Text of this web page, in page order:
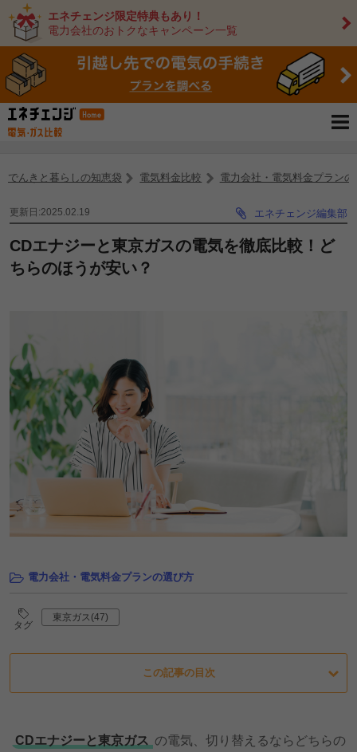
エネチェンジ限定特典もあり！
電力会社のおトクなキャンペーン一覧
でんきと暮らしの知恵袋 電気料金比較 電力会社・電気料金プランの
更新日:2025.02.19 エネチェンジ編集部
CDエナジーと東京ガスの電気を徹底比較！ど
ちらのほうが安い？
電力会社・電気料金プランの選び方
タグ
東京ガス(47)
この記事の目次
CDエナジーと東京ガス の電気、切り替えるならどちらの